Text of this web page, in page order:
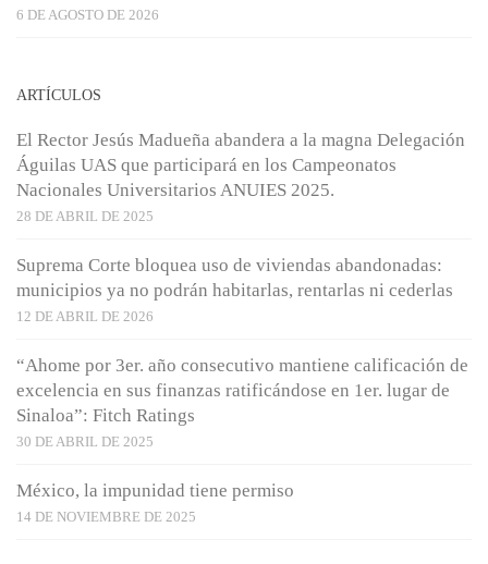
6 DE AGOSTO DE 2026
ARTÍCULOS
El Rector Jesús Madueña abandera a la magna Delegación
Águilas UAS que participará en los Campeonatos
Nacionales Universitarios ANUIES 2025.
28 DE ABRIL DE 2025
Suprema Corte bloquea uso de viviendas abandonadas:
municipios ya no podrán habitarlas, rentarlas ni cederlas
12 DE ABRIL DE 2026
“Ahome por 3er. año consecutivo mantiene calificación de
excelencia en sus finanzas ratificándose en 1er. lugar de
Sinaloa”: Fitch Ratings
30 DE ABRIL DE 2025
México, la impunidad tiene permiso
14 DE NOVIEMBRE DE 2025